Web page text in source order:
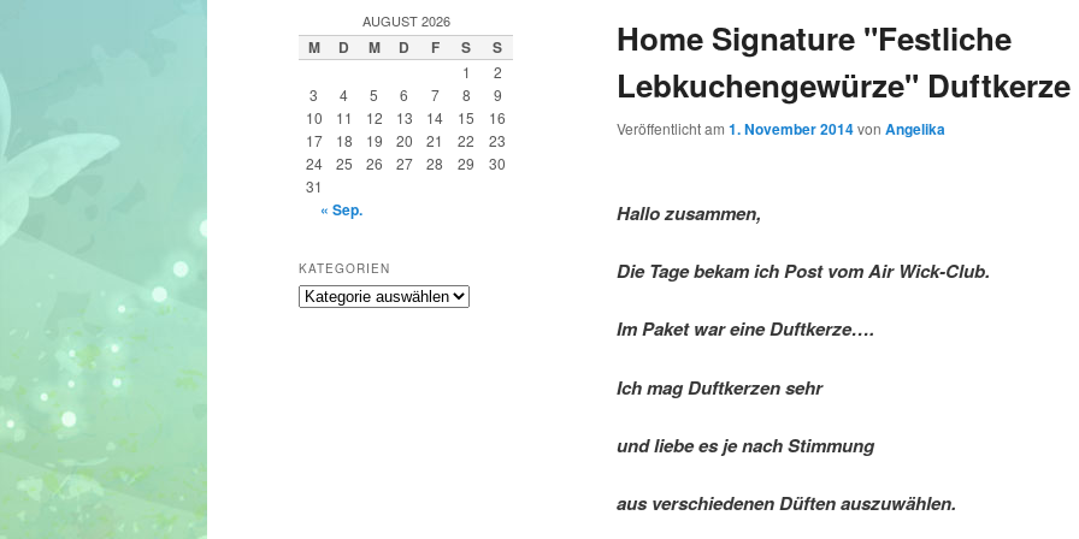
Home Signature "Festliche
Lebkuchengewürze" Duftkerze
Veröffentlicht am 1. November 2014von Angelika
Hallo zusammen,
Die Tage bekam ich Post vom Air Wick-Club.
Im Paket war eine Duftkerze….
Ich mag Duftkerzen sehr
und liebe es je nach Stimmung
aus verschiedenen Düften auszuwählen.
e
n
AUGUST 2026
M D M D F S S
1
2
3
4 5 6 7 8
9
10
11 12 13 14 15
16
17
18 19 20 21 22
23
24
25 26 27 28 29
30
31
« Sep.
KATEGORIEN
Kategorien